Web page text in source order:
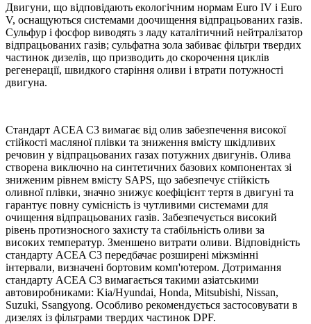
Двигуни, що відповідають екологічним нормам Euro IV і Euro
V, оснащуються системами доочищення відпрацьованих газів.
Сульфур і фосфор виводять з ладу каталітичний нейтралізатор
відпрацьованих газів; сульфатна зола забиває фільтри твердих
частинок дизелів, що призводить до скорочення циклів
регенерації, швидкого старіння оливи і втрати потужності
двигуна.
Стандарт ACEA C3 вимагає від олив забезпечення високої
стійкості масляної плівки та зниження вмісту шкідливих
речовин у відпрацьованих газах потужних двигунів. Олива
створена виключно на синтетичних базових компонентах зі
зниженим рівнем вмісту SAPS, що забезпечує стійкість
оливної плівки, значно знижує коефіцієнт тертя в двигуні та
гарантує повну сумісність із чутливими системами для
очищення відпрацьованих газів. Забезпечується високий
рівень протизносного захисту та стабільність оливи за
високих температур. Зменшено витрати оливи. Відповідність
стандарту ACEA C3 передбачає розширені міжзмінні
інтервали, визначені бортовим комп'ютером. Дотримання
стандарту ACEA C3 вимагається такими азіатськими
автовиробниками: Kia/Hyundai, Honda, Mitsubishi, Nissan,
Suzuki, Ssangyong. Особливо рекомендується застосовувати в
дизелях із фільтрами твердих частинок DPF.